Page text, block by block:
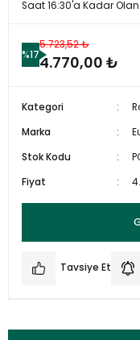
Saat 16:30'a Kadar
%17
5.723,52 ₺
4.770,00 ₺
Kategori
Marka
Stok Kodu
Fiyat
Tavsiye Et